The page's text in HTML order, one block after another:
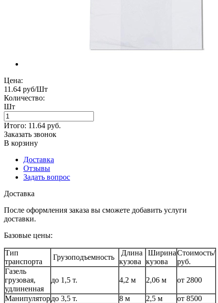
Цена:
11.64 руб/Шт
Количество:
Шт
Итого: 11.64 руб.
Заказать звонок
В корзину
Доставка
Отзывы
Задать вопрос
Доставка
После оформления заказа вы сможете добавить услуги
доставки.
Базовые цены:
Тип
транспорта
Грузоподъемность
Длина
кузова
Ширина
кузова
Стоимость/
руб.
Газель
грузовая,
удлиненная
до 1,5 т. 4,2 м 2,06 м от 2800
Манипулятордо 3,5 т. 8 м 2,5 м
от 8500